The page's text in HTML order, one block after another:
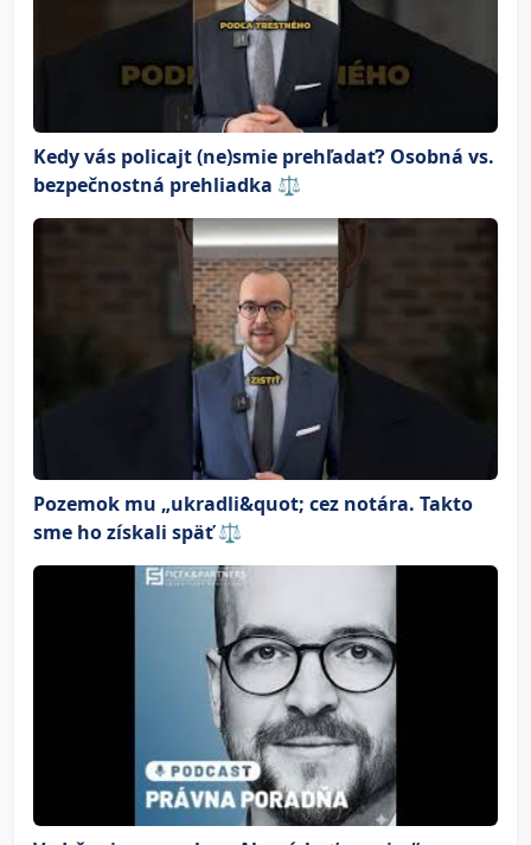
Kedy vás policajt (ne)smie prehľadať? Osobná vs.
bezpečnostná prehliadka ⚖️
Pozemok mu „ukradli&quot; cez notára. Takto
sme ho získali späť ⚖️